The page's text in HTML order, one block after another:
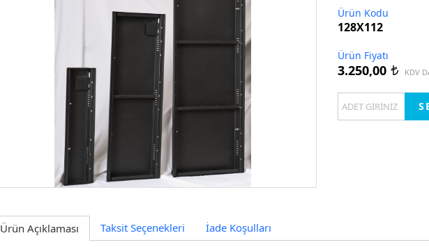
Ürün Kodu
128X112
Ürün Fiyatı
3.250,00 t KDV
Ürün Açıklaması Taksit Seçenekleri İade Koşulları